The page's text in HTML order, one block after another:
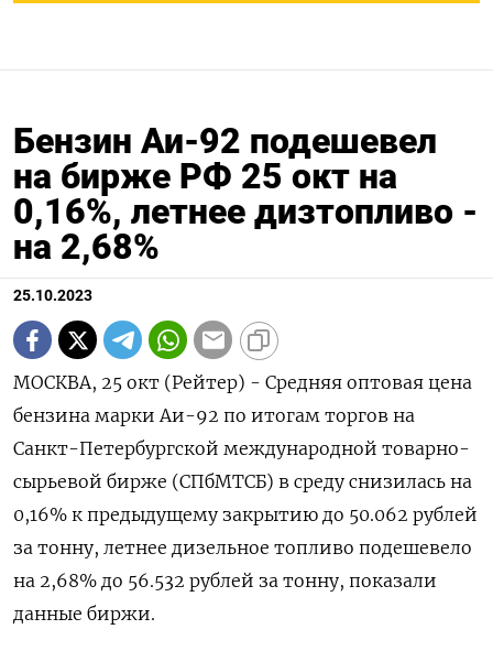
Бензин Аи-92 подешевел
на бирже РФ 25 окт на
0,16%, летнее дизтопливо -
на 2,68%
25.10.2023
МОСКВА, 25 окт (Рейтер) - Средняя оптовая цена
бензина марки Аи-92 по итогам торгов на
Санкт-Петербургской международной товарно-
сырьевой бирже (СПбМТСБ) в среду снизилась на
0,16% к предыдущему закрытию до 50.062 рублей
за тонну, летнее дизельное топливо подешевело
на 2,68% до 56.532 рублей за тонну, показали
данные биржи.